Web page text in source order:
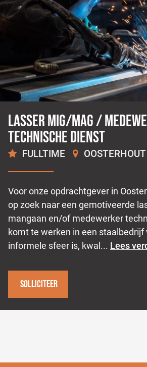
Lasser Mig/Mag /
technische dienst
FULLTIME OOSTERHOUT
€2.500 -€
Voor onze opdrachtgever in
op zoek naar een gemotiveerde
mangaan en/of medewerker
komt te werken in een staalbedrijf
informele sfeer is, kwal... Lees
Solliciteer